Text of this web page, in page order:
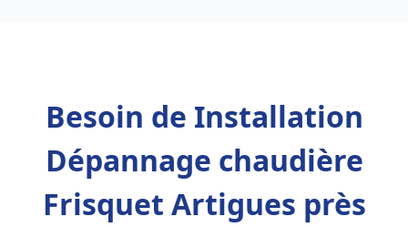
Besoin de Installation
Dépannage chaudière
Frisquet Artigues près